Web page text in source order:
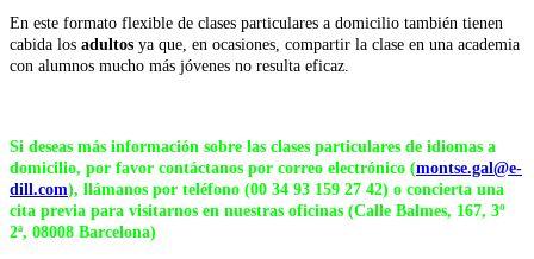
En este formato flexible de clases particulares a domicilio también tienen
cabida los adultos ya que, en ocasiones, compartir la clase en una academia
con alumnos mucho más jóvenes no resulta eficaz.
Si deseas más información sobre las clases particulares de idiomas a
domicilio, por favor contáctanos por correo electrónico (montse.gal@e-
dill.com), llámanos por teléfono (00 34 93 159 27 42) o concierta una
cita previa para visitarnos en nuestras oficinas (Calle Balmes, 167, 3º
2ª, 08008 Barcelona)